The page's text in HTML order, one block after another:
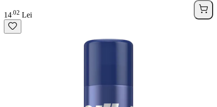
14 02 Lei